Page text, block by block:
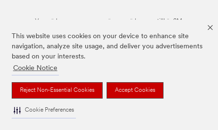
This website uses cookies on your device to enhance site
navigation, analyze site usage, and deliver you advertisements
based on your interests.
Cookie Notice
Reject Non-Essential Cookies Accept Cookies
Cookie Preferences
Varumärken som anges ovan är varumärken som tillhör 3M.